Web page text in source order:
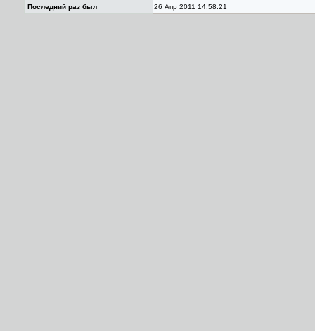
Последний раз был
26 Апр 2011 14:58:21